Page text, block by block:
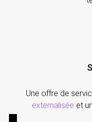
Une offre de
externalisée et